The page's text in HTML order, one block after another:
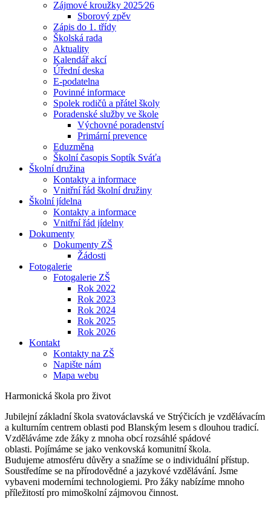
Zájmové kroužky 2025⁄26
Sborový zpěv
Zápis do 1. třídy
Školská rada
Aktuality
Kalendář akcí
Úřední deska
E-podatelna
Povinné informace
Spolek rodičů a přátel školy
Poradenské služby ve škole
Výchovné poradenství
Primární prevence
Eduzměna
Školní časopis Soptík Sváťa
Školní družina
Kontakty a informace
Vnitřní řád školní družiny
Školní jídelna
Kontakty a informace
Vnitřní řád jídelny
Dokumenty
Dokumenty ZŠ
Žádosti
Fotogalerie
Fotogalerie ZŠ
Rok 2022
Rok 2023
Rok 2024
Rok 2025
Rok 2026
Kontakt
Kontakty na ZŠ
Napište nám
Mapa webu
Harmonická škola pro život
Jubilejní základní škola svatováclavská ve Strýčicích je vzdělávacím
a kulturním centrem oblasti pod Blanským lesem s dlouhou tradicí.
Vzděláváme zde žáky z mnoha obcí rozsáhlé spádové
oblasti. Pojímáme se jako venkovská komunitní škola.
Budujeme atmosféru důvěry a snažíme se o individuální přístup.
Soustředíme se na přírodovědné a jazykové vzdělávání. Jsme
vybaveni moderními technologiemi. Pro žáky nabízíme mnoho
příležitostí pro mimoškolní zájmovou činnost.